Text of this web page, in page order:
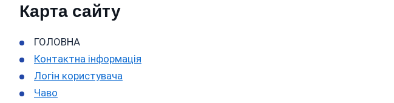
Карта сайту
ГОЛОВНА
Контактна інформація
Логін користувача
Чаво